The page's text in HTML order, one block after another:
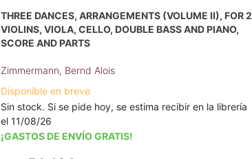
THREE DANCES, ARRANGEMENTS (VOLUME II), FOR 2
VIOLINS, VIOLA, CELLO, DOUBLE BASS AND PIANO,
SCORE AND PARTS
Zimmermann, Bernd Alois
Disponible en breve
Sin stock. Si se pide hoy, se estima recibir en la librería
el 11/08/26
¡GASTOS DE ENVÍO GRATIS!